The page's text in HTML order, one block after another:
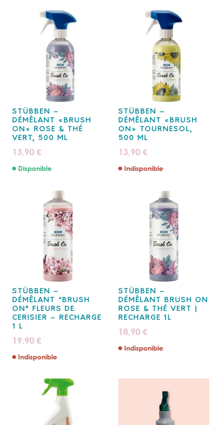
STÜBBEN –
DÉMÊLANT «BRUSH
ON» ROSE & THÉ
VERT, 500 ML
13,90 €
Disponible
STÜBBEN –
DÉMÊLANT «BRUSH
ON» TOURNESOL,
500 ML
13,90 €
Indisponible
STÜBBEN –
DÉMÊLANT “BRUSH
ON” FLEURS DE
CERISIER – RECHARGE
1 L
19,90 €
Indisponible
STÜBBEN –
DÉMÊLANT BRUSH ON
ROSE & THÉ VERT |
RECHARGE 1L
18,90 €
Indisponible